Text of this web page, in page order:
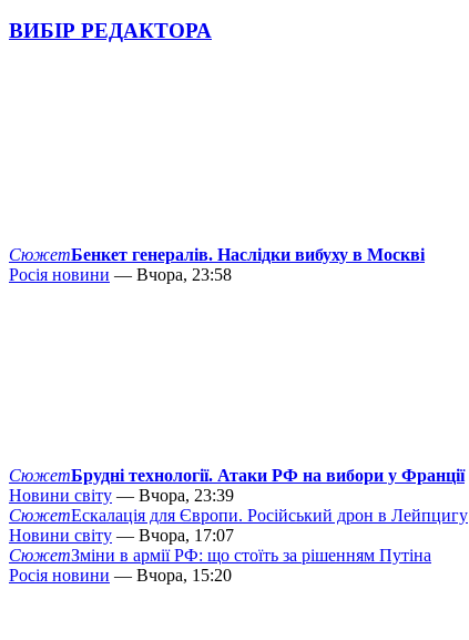
ВИБІР РЕДАКТОРА
СюжетБенкет генералів. Наслідки вибуху в Москві
Росія новини — Вчора, 23:58
СюжетБрудні технології. Атаки РФ на вибори у Франції
Новини світу — Вчора, 23:39
СюжетЕскалація для Європи. Російський дрон в Лейпцигу
Новини світу — Вчора, 17:07
СюжетЗміни в армії РФ: що стоїть за рішенням Путіна
Росія новини — Вчора, 15:20